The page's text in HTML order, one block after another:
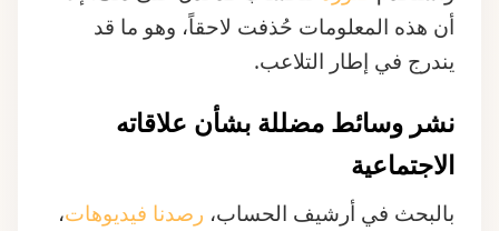
أن هذه المعلومات حُذفت لاحقاً، وهو ما قد
يندرج في إطار التلاعب.
نشر وسائط مضللة بشأن علاقاته
الاجتماعية
بالبحث في أرشيف الحساب، رصدنا فيديوهات،